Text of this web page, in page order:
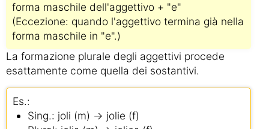
forma maschile dell'aggettivo + "e"
(Eccezione: quando l'aggettivo termina già nella
forma maschile in "e".)
La formazione plurale degli aggettivi procede
esattamente come quella dei sostantivi.
Es.:
Sing.: joli (m) → jolie (f)